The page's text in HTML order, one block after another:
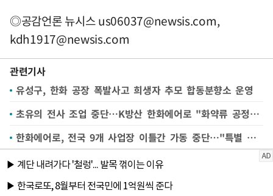
◎공감언론 뉴시스us06037@newsis.com,
kdh1917@newsis.com
관련기사
유성구, 한화 공장 폭발사고 희생자 추모 합동분향소 운영
초유의 전사 조업 중단…K방산 한화에어로 "화약류 공정 무인화·고강도 안전혁신"
한화에어로, 전국 9개 사업장 이틀간 가동 중단…"특별 안전점검“